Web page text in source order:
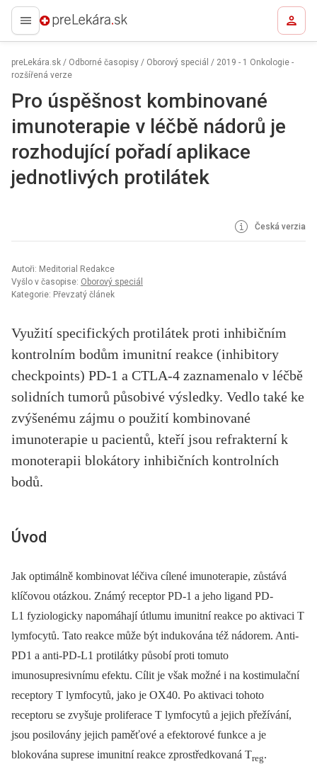
preLekára.sk
preLekára.sk / Odborné časopisy / Oborový speciál / 2019 - 1 Onkologie -
rozšířená verze
Pro úspěšnost kombinované
imunoterapie v léčbě nádorů je
rozhodující pořadí aplikace
jednotlivých protilátek
Česká verzia
Autoři: Meditorial Redakce
Vyšlo v časopise: Oborový speciál
Kategorie: Převzatý článek
Využití specifických protilátek proti inhibičním
kontrolním bodům imunitní reakce (inhibitory
checkpoints) PD-1 a CTLA-4 zaznamenalo v léčbě
solidních tumorů působivé výsledky. Vedlo také ke
zvýšenému zájmu o použití kombinované
imunoterapie u pacientů, kteří jsou refrakterní k
monoterapii blokátory inhibičních kontrolních
bodů.
Úvod
Jak optimálně kombinovat léčiva cílené imunoterapie, zůstává
klíčovou otázkou. Známý receptor PD-1 a jeho ligand PD-
L1 fyziologicky napomáhají útlumu imunitní reakce po aktivaci T
lymfocytů. Tato reakce může být indukována též nádorem. Anti-
PD1 a anti-PD-L1 protilátky působí proti tomuto
imunosupresivnímu efektu. Cílit je však možné i na kostimulační
receptory T lymfocytů, jako je OX40. Po aktivaci tohoto
receptoru se zvyšuje proliferace T lymfocytů a jejich přežívání,
jsou posilovány jejich paměťové a efektorové funkce a je
blokována suprese imunitní reakce zprostředkovaná Treg.